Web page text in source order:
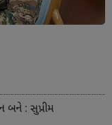
બને : સુપ્રીમ